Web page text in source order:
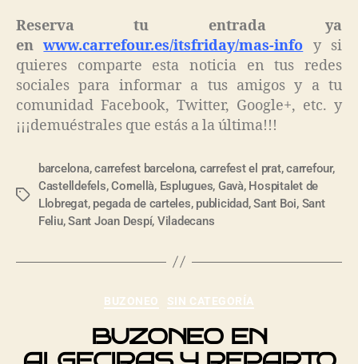
Reserva tu entrada ya
enwww.carrefour.es/itsfriday/mas-info y si
quieres comparte esta noticia en tus redes
sociales para informar a tus amigos y a tu
comunidad Facebook, Twitter, Google+, etc. y
¡¡¡demuéstrales que estás a la última!!!
barcelona,carrefest barcelona, carrefest el prat,carrefour,
Castelldefels,Cornellà, Esplugues, Gavà, Hospitalet de
Llobregat, pegada de carteles, publicidad,Sant Boi, Sant
Feliu,Sant Joan Despí, Viladecans
BUZONEO SIN CATEGORÍA
BUZONEO EN